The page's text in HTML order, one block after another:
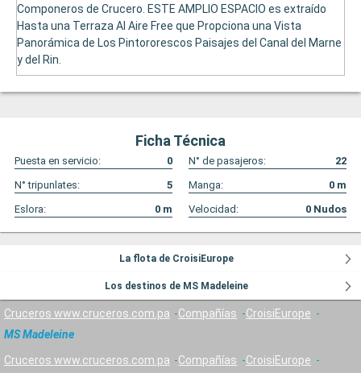
Componeros de Crucero. ESTE AMPLIO ESPACIO es extraído
Hasta una Terraza Al Aire Free que Propciona una Vista
Panorámica de Los Pintororescos Paisajes del Canal del Marne
y del Rin.
Ficha Técnica
Puesta en servicio: 0 N° de pasajeros:
22
N° tripunlates:
5 Manga: 0 m
Eslora:
0 m Velocidad: 0 Nudos
La flota de CroisiEurope
Los destinos de MS Madeleine
Cruceros www.cruceros.com.pa Compañías
CroisiEurope
MS Madeleine
Cruceros www.cruceros.com.pa Compañías
CroisiEurope